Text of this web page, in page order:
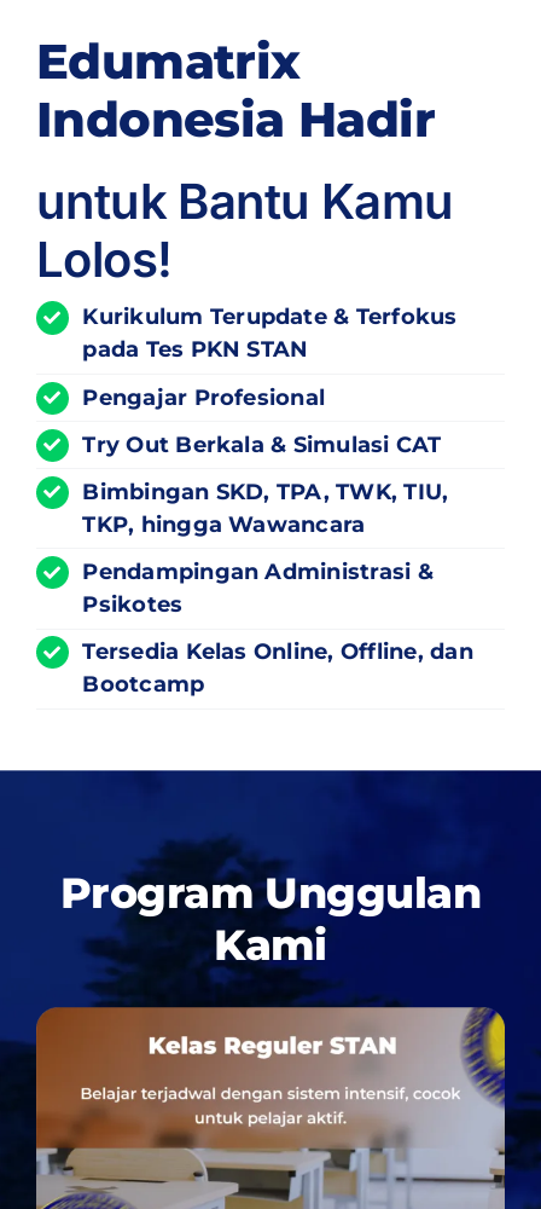
Edumatrix
Indonesia Hadir
untuk Bantu Kamu
Lolos!
Kurikulum Terupdate& Terfokus
pada Tes PKN STAN
Pengajar Profesional
Try Out Berkala & Simulasi CAT
Bimbingan SKD, TPA, TWK, TIU,
TKP, hingga Wawancara
Pendampingan Administrasi &
Psikotes
Tersedia Kelas Online, Offline, dan
Bootcamp
Program Unggulan
Kami